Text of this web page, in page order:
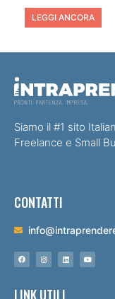
LEGGI ANCORA
Siamo il #1 sito
Freelance e Small
CONTATTI
LINK UTILI